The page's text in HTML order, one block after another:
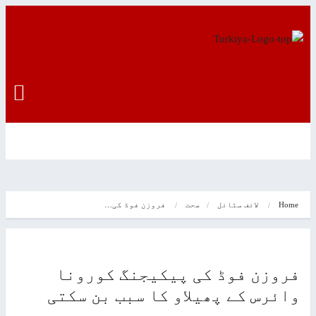
لائف سٹائل صحت فروزن فوڈ کی…
فوڈ کی پیکیجنگ کورونا
کے پھیلاو کا سبب بن سکتی